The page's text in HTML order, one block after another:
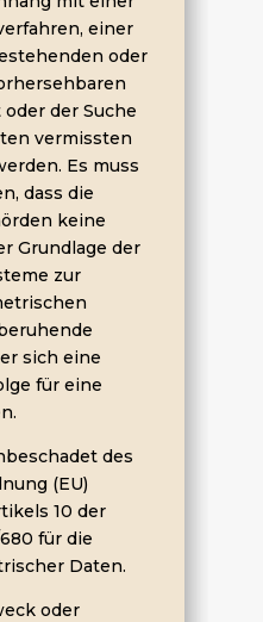
einer
oder
der Suche
vermissten
Es muss
dass die
keine
Grundlage der
zur
sich eine
für eine
des
(EU)
10 der
für die
Daten.
oder